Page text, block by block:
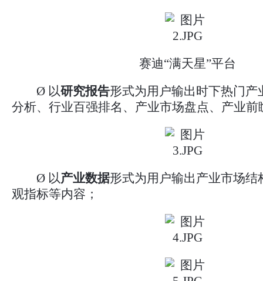
赛迪“满天星”平台
Ø 以研究报告形式为用户输出时下热门产
分析、行业百强排名、产业市场盘点、产业前
Ø 以产业数据形式为用户输出产业市场结
观指标等内容；